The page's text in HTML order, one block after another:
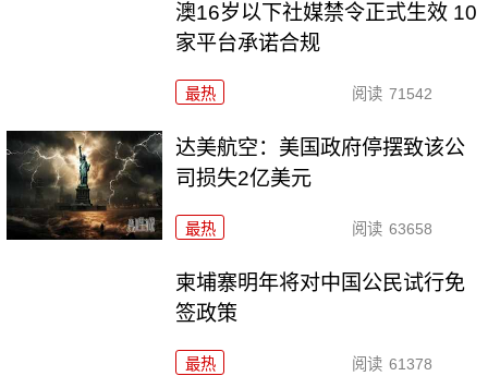
澳16岁以下社媒禁令正式生效 10
家平台承诺合规
最热 阅读 71542
达美航空：美国政府停摆致该公
司损失2亿美元
最热 阅读 63658
柬埔寨明年将对中国公民试行免
签政策
最热 阅读 61378